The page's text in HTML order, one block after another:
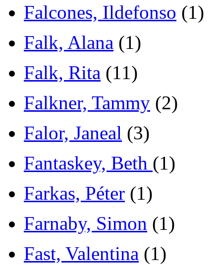
Falcones, Ildefonso (1)
Falk, Alana (1)
Falk, Rita (11)
Falkner, Tammy (2)
Falor, Janeal (3)
Fantaskey, Beth (1)
Farkas, Péter (1)
Farnaby, Simon (1)
Fast, Valentina (1)